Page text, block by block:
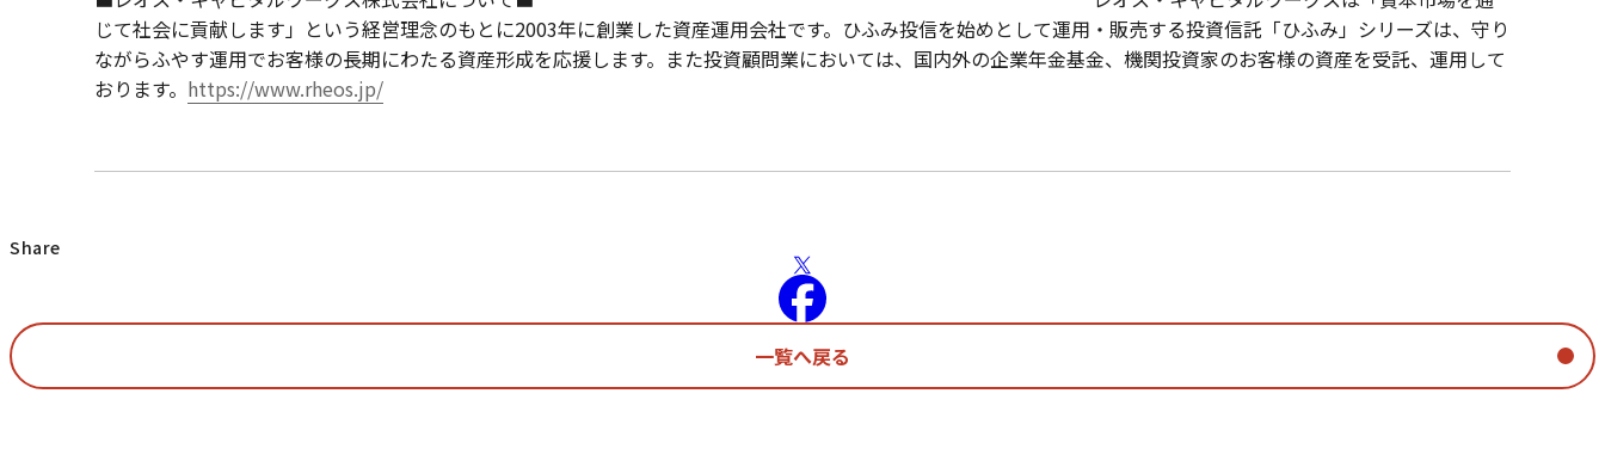
じて社会に貢献します」という経営理念のもとに2003年に創業した資産運用会社です。ひふみ投信を始めとして運用・販売する投資信託「ひふみ」シリーズは、守り
ながらふやす運用でお客様の長期にわたる資産形成を応援します。また投資顧問業においては、国内外の企業年金基金、機関投資家のお客様の資産を受託、運用して
おります。 https://www.rheos.jp/
Share
一覧へ戻る